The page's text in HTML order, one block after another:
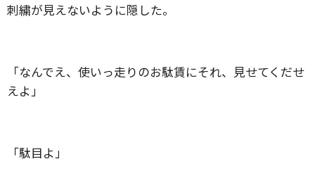
刺繍が見えないように隠した。
「なんでえ、使いっ走りのお駄賃にそれ、見せてくだせ
えよ」
「駄目よ」